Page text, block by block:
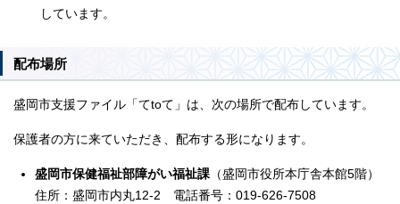
しています。
配布場所
盛岡市支援ファイル「てtoて」は、次の場所で配布しています。
保護者の方に来ていただき、配布する形になります。
盛岡市保健福祉部障がい福祉課 （盛岡市役所本庁舎本館5階）
住所：盛岡市内丸12-2 電話番号：019-626-7508